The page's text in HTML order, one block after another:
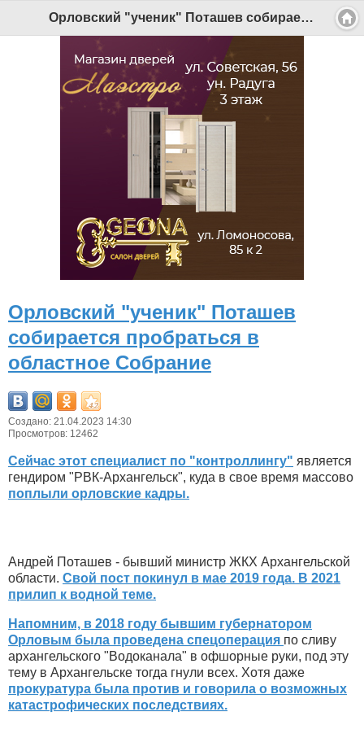
Орловский "ученик" Поташев собирается пробраться в областное Собрание - Беломорканал Северодвинск tv29.ru
Орловский "ученик" Поташев
собирается пробраться в
областное Собрание
Создано: 21.04.2023 14:30
Просмотров: 12462
Сейчас этот специалист по "контроллингу" является
гендиром "РВК-Архангельск", куда в свое время массово
поплыли орловские кадры.
Андрей Поташев - бывший министр ЖКХ Архангельской
области. Свой пост покинул в мае 2019 года. В 2021
прилип к водной теме.
Напомним, в 2018 году бывшим губернатором
Орловым была проведена спецоперация по сливу
архангельского "Водоканала" в офшорные руки, под эту
тему в Архангельске тогда гнули всех. Хотя даже
прокуратура была против и говорила о возможных
катастрофических последствиях.
Версия для мобильных
Версия для ПК
© 2026 Беломорканал Северодвинск tv29.ru
is Free Software released under the GNU General Public
License.
Mobile version by
Mobile Joomla!
Desktop Version
СИ "Информационное агентство "Беломорканал" регистрационный номер ЭЛ № ФС77-77001 от 08.11.2019,
выдан Федеральной службой по надзору в сфере связи, информационных технологий и массовых
коммуникаций (Роскомнадзор). Учредитель: ООО "ТВ29". Главный редактор: Рудалев А.Г.
Беломорканал - новостной сайт Архангельской области: новости Северодвинска, новости поморья,
Все права на материалы, опубликованные на сайте, защищены в соответствии с российским и
международным законодательством об авторском праве и смежных правах.
При любом использовании текстовых, аудио-, фото- и видеоматериалов ссылка на www.tv29.ru обязательна.
При цитировании информации гиперссылка на www.tv29.ru обязательна. Использование материалов ИА
«Беломорканал» в коммерческих целях без письменного разрешения агентства не допускается. 18+